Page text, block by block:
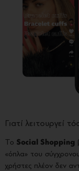
Γιατί λειτουργεί
Το Social Shopping
«όπλα» του
χρήστες πλέον δεν